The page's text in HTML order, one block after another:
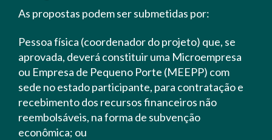
As propostas podem ser submetidas por:
Pessoa física (coordenador do projeto) que, se
aprovada, deverá constituir uma Microempresa
ou Empresa de Pequeno Porte (MEEPP) com
sede no estado participante, para contratação e
recebimento dos recursos financeiros não
reembolsáveis, na forma de subvenção
econômica; ou